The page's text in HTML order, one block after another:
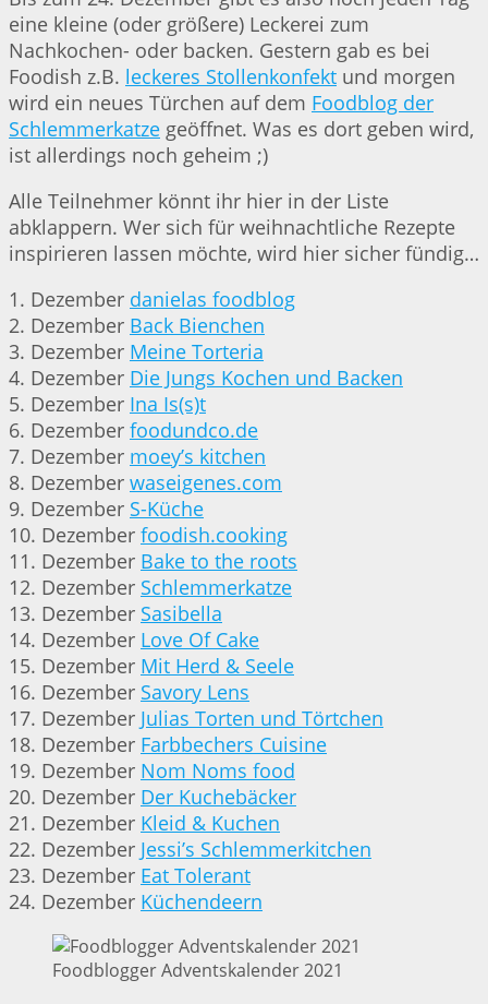
eine kleine (oder größere) Leckerei zum
Nachkochen- oder backen. Gestern gab es bei
Foodish z.B. leckeres Stollenkonfekt und morgen
wird ein neues Türchen auf dem Foodblog der
Schlemmerkatze geöffnet. Was es dort geben wird,
ist allerdings noch geheim ;)
Alle Teilnehmer könnt ihr hier in der Liste
abklappern. Wer sich für weihnachtliche Rezepte
inspirieren lassen möchte, wird hier sicher fündig…
1. Dezember danielas foodblog
2. Dezember Back Bienchen
3. Dezember Meine Torteria
4. Dezember Die Jungs Kochen und Backen
5. Dezember Ina Is(s)t
6. Dezember foodundco.de
7. Dezember moey’s kitchen
8. Dezember waseigenes.com
9. Dezember S-Küche
10. Dezember foodish.cooking
11. Dezember Bake to the roots
12. Dezember Schlemmerkatze
13. Dezember Sasibella
14. Dezember Love Of Cake
15. Dezember Mit Herd & Seele
16. Dezember Savory Lens
17. Dezember Julias Torten und Törtchen
18. Dezember Farbbechers Cuisine
19. Dezember Nom Noms food
20. Dezember Der Kuchebäcker
21. Dezember Kleid & Kuchen
22. Dezember Jessi’s Schlemmerkitchen
23. Dezember Eat Tolerant
24. Dezember Küchendeern
Foodblogger Adventskalender 2021